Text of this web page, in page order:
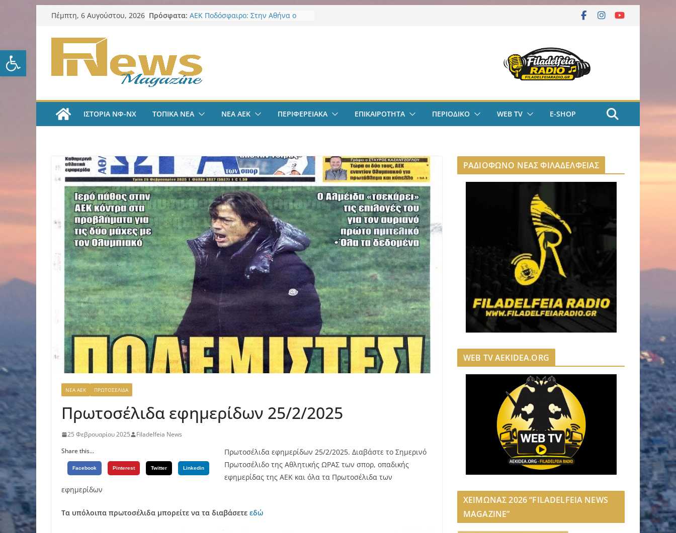
Ανοίξτε τη γραμμή εργαλείων
Μετάβαση
περιεχόμενο
Πέμπτη, 6 Αυγούστου, 2026 Πρόσφατα: ΑΕΚ Ποδόσφαιρο: Στην Αθήνα ο
ΑΕΚ Ποδόσφαιρο: Ανακοινώθηκε
και επίσημα ο Μίλαν Βιτάλις
Νίκος Χαρδαλιάς: «Με το
Παρατηρητήριο Έργων η
ψηφιακά εργαλεία στην Ευρώπη
για τη διαφάνεια και τη
με Άννα Γκόμες Ρεσέντε
ΑΕΚ Χάντμπολ Γυναικών:
Ανακοίνωσε την Νικολίνα Ανδρέου,
18χρονη Κύπρια εξτρέμ
ΙΣΤΟΡΙΑ ΝΦ-ΝΧ ΤΟΠΙΚΑ ΝΕΑ ΝΕΑ ΑΕΚ ΠΕΡΙΦΕΡΕΙΑΚΑ ΕΠΙΚΑΙΡΟΤΗΤΑ ΠΕΡΙΟΔΙΚΟ WEB TV E-SHOP
ΝΕΑ ΑΕΚ ΠΡΩΤΟΣΕΛΙΔΑ
Πρωτοσέλιδα εφημερίδων 25/2/2025
25 Φεβρουαρίου 2025
Filadelfeia News
Share this...
Facebook Pinterest Twitter Linkedin
Πρωτοσέλιδα εφημερίδων 25/2/2025. Διαβάστε το Σημερινό
Πρωτοσέλιδο της Αθλητικής ΩΡΑΣ των σπορ, οπαδικής
εφημερίδας της ΑΕΚ και όλα τα Πρωτοσέλιδα των
εφημερίδων
Τα υπόλοιπα πρωτοσέλιδα μπορείτε να τα διαβάσετε εδώ
ΡΑΔΙΟΦΩΝΟ ΝΕΑΣ ΦΙΛΑΔΕΛΦΕΙΑΣ
WEB TV AEKIDEA.ORG
ΧΕΙΜΩΝΑΣ 2026 “FILADELFEIA NEWS
MAGAZINE”